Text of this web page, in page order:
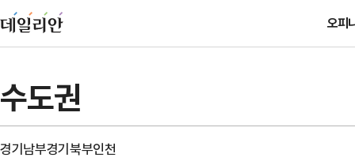
오피
수도권
경기남부경기북부인천